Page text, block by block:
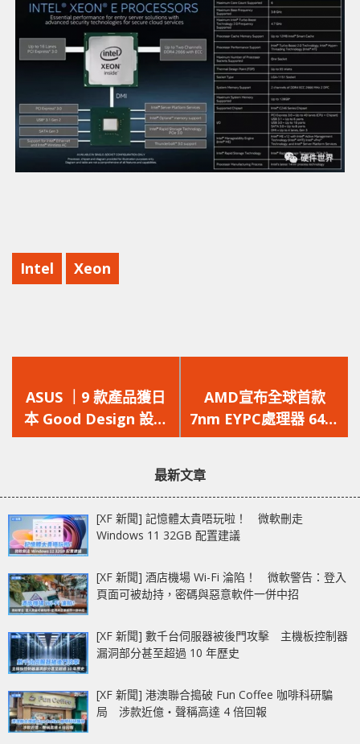
Intel Xeon
一
篇
文
ASUS ｜9 款產品獲日
本 Good Design 設計
大獎
一
篇
文
AMD宣布全球首款
7nm EYPC處理器 64核
128線程
最新文章
[XF 新聞] 記憶體太貴唔玩啦！ 微軟刪走
Windows 11 32GB 配置建議
[XF 新聞] 酒店機場 Wi-Fi 淪陷！ 微軟警告：登入
頁面可被劫持，密碼與惡意軟件一併中招
[XF 新聞] 數千台伺服器被後門攻擊 主機板控制器
漏洞部分甚至超過 10 年歷史
[XF 新聞] 港澳聯合搗破 Fun Coffee 咖啡科研騙
局 涉款近億‧聲稱高達 4 倍回報